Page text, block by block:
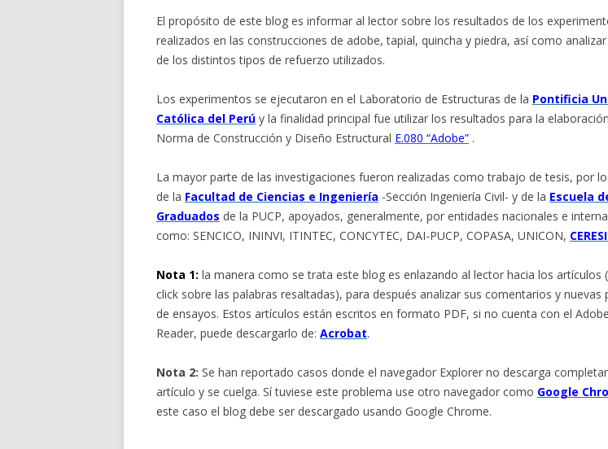
El propósito de este blog es informar al lector sobre los resultados de los
realizados en las construcciones de adobe, tapial, quincha y piedra, así como
de los distintos tipos de refuerzo utilizados.
Los experimentos se ejecutaron en el Laboratorio de Estructuras de la Pontificia
Católica del Perú y la finalidad principal fue utilizar los resultados para la
Norma de Construcción y Diseño Estructural E.080 “Adobe” .
La mayor parte de las investigaciones fueron realizadas como trabajo de tesis, por
de la Facultad de Ciencias e Ingeniería -Sección Ingeniería Civil- y de la Escuela
Graduados de la PUCP, apoyados, generalmente, por entidades nacionales e
como: SENCICO, ININVI, ITINTEC, CONCYTEC, DAI-PUCP, COPASA, UNICON,
Nota 1: la manera como se trata este blog es enlazando al lector hacia los artículos
click sobre las palabras resaltadas), para después analizar sus comentarios y nuevas
de ensayos. Estos artículos están escritos en formato PDF, si no cuenta con el
Reader, puede descargarlo de: Acrobat.
Nota 2: Se han reportado casos donde el navegador Explorer no descarga
artículo y se cuelga. Sí tuviese este problema use otro navegador como Google
este caso el blog debe ser descargado usando Google Chrome.